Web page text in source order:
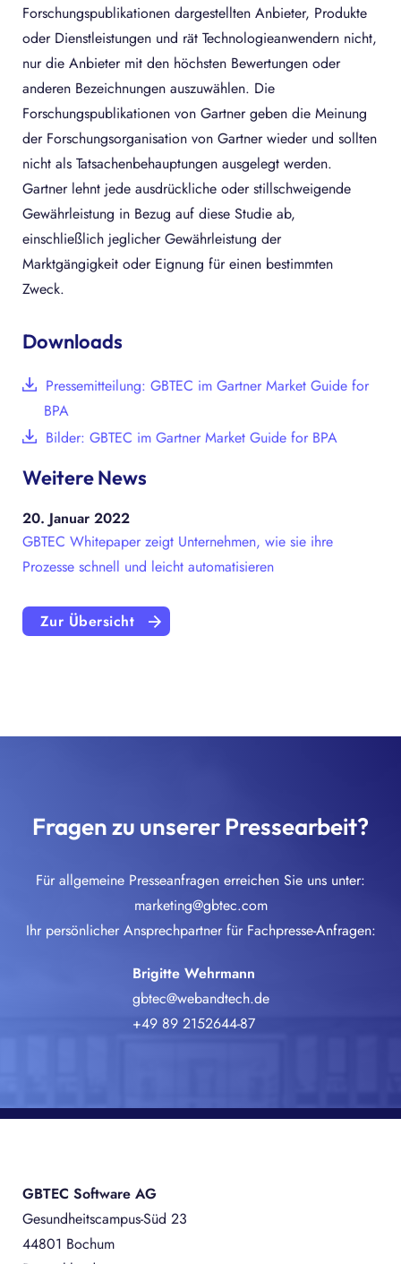
Forschungspublikationen dargestellten Anbieter, Produkte
oder Dienstleistungen und rät Technologieanwendern nicht,
nur die Anbieter mit den höchsten Bewertungen oder
anderen Bezeichnungen auszuwählen. Die
Forschungspublikationen von Gartner geben die Meinung
der Forschungsorganisation von Gartner wieder und sollten
nicht als Tatsachenbehauptungen ausgelegt werden.
Gartner lehnt jede ausdrückliche oder stillschweigende
Gewährleistung in Bezug auf diese Studie ab,
einschließlich jeglicher Gewährleistung der
Marktgängigkeit oder Eignung für einen bestimmten
Zweck.
Downloads
Pressemitteilung: GBTEC im Gartner Market Guide for
BPA
Bilder: GBTEC im Gartner Market Guide for BPA
Weitere News
20. Januar 2022
GBTEC Whitepaper zeigt Unternehmen, wie sie ihre
Prozesse schnell und leicht automatisieren
Zur Übersicht
Fragen zu unserer Pressearbeit?
Für allgemeine Presseanfragen erreichen Sie uns unter:
marketing@gbtec.com
Ihr persönlicher Ansprechpartner für Fachpresse-Anfragen:
Brigitte Wehrmann
gbtec@webandtech.de
+49 89 2152644-87
GBTEC Software AG
Gesundheitscampus-Süd 23
44801 Bochum